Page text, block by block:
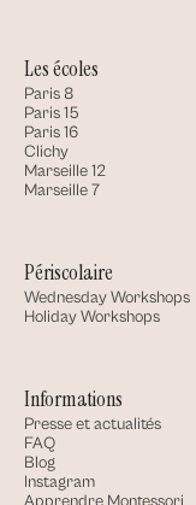
Les écoles
Paris 8
Paris 15
Paris 16
Clichy
Marseille 12
Marseille 7
Périscolaire
Wednesday Workshops
Holiday Workshops
Informations
Presse et actualités
FAQ
Blog
Instagram
Apprendre Montessori